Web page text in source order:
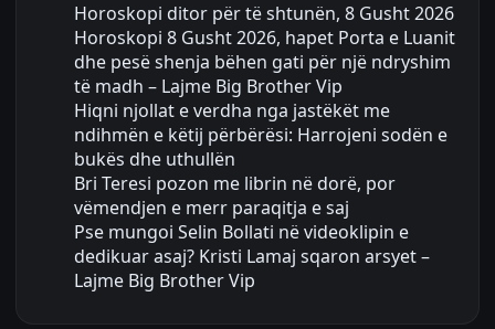
Horoskopi ditor për të shtunën, 8 Gusht 2026
Horoskopi 8 Gusht 2026, hapet Porta e Luanit
dhe pesë shenja bëhen gati për një ndryshim
të madh – Lajme Big Brother Vip
Hiqni njollat e verdha nga jastëkët me
ndihmën e këtij përbërësi: Harrojeni sodën e
bukës dhe uthullën
Bri Teresi pozon me librin në dorë, por
vëmendjen e merr paraqitja e saj
Pse mungoi Selin Bollati në videoklipin e
dedikuar asaj? Kristi Lamaj sqaron arsyet –
Lajme Big Brother Vip